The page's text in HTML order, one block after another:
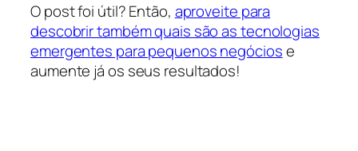
O post foi útil? Então, aproveite para
descobrir também quais são as tecnologias
emergentes para pequenos negóciose
aumente já os seus resultados!